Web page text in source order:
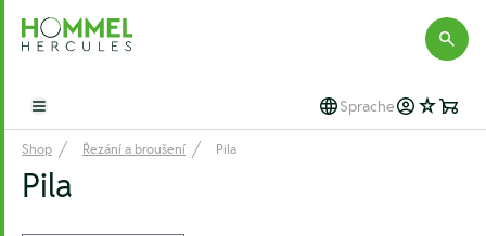
Hommel Hercules
Open main menu Sprache
Shop Řezání a broušení Pila
Pila